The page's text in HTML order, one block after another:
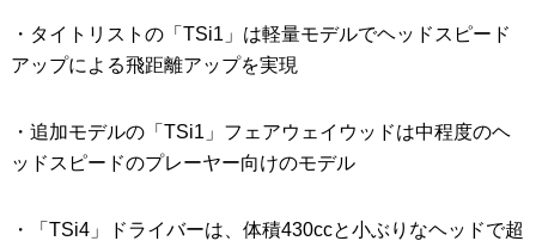
・タイトリストの「TSi1」は軽量モデルでヘッドスピード
アップによる飛距離アップを実現
・追加モデルの「TSi1」フェアウェイウッドは中程度のヘ
ッドスピードのプレーヤー向けのモデル
・「TSi4」ドライバーは、体積430ccと小ぶりなヘッドで超
WEDGES ウェッジ
OTHER その他